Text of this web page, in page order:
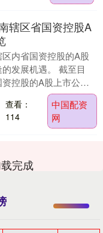
辖区省国资控股A
内省国资控股的A股
发展机遇。 截至目
控股的A股上市公司
如下（按上市时间先后
查看：
114
中国配资
网
完成